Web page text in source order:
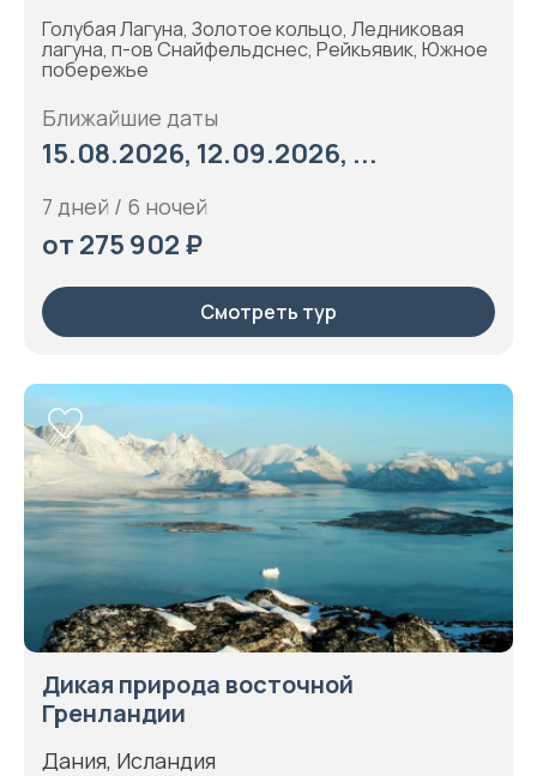
Голубая Лагуна, Золотое кольцо, Ледниковая
лагуна, п-ов Снайфельдснес, Рейкьявик, Южное
побережье
Ближайшие даты
15.08.2026, 12.09.2026, ...
7 дней / 6 ночей
от 275 902 ₽
Смотреть тур
Дикая природа восточной
Гренландии
Дания, Исландия